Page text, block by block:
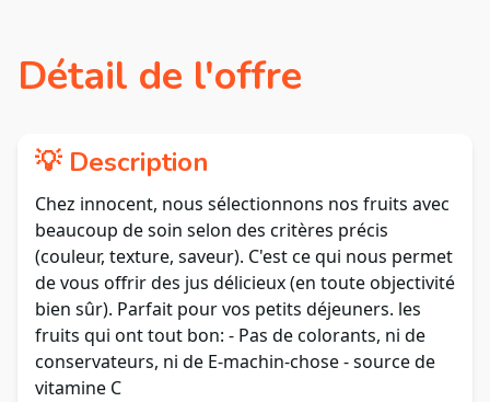
Détail de l'offre
💡 Description
Chez innocent, nous sélectionnons nos fruits avec
beaucoup de soin selon des critères précis
(couleur, texture, saveur). C'est ce qui nous permet
de vous offrir des jus délicieux (en toute objectivité
bien sûr). Parfait pour vos petits déjeuners. les
fruits qui ont tout bon: - Pas de colorants, ni de
conservateurs, ni de E-machin-chose - source de
vitamine C